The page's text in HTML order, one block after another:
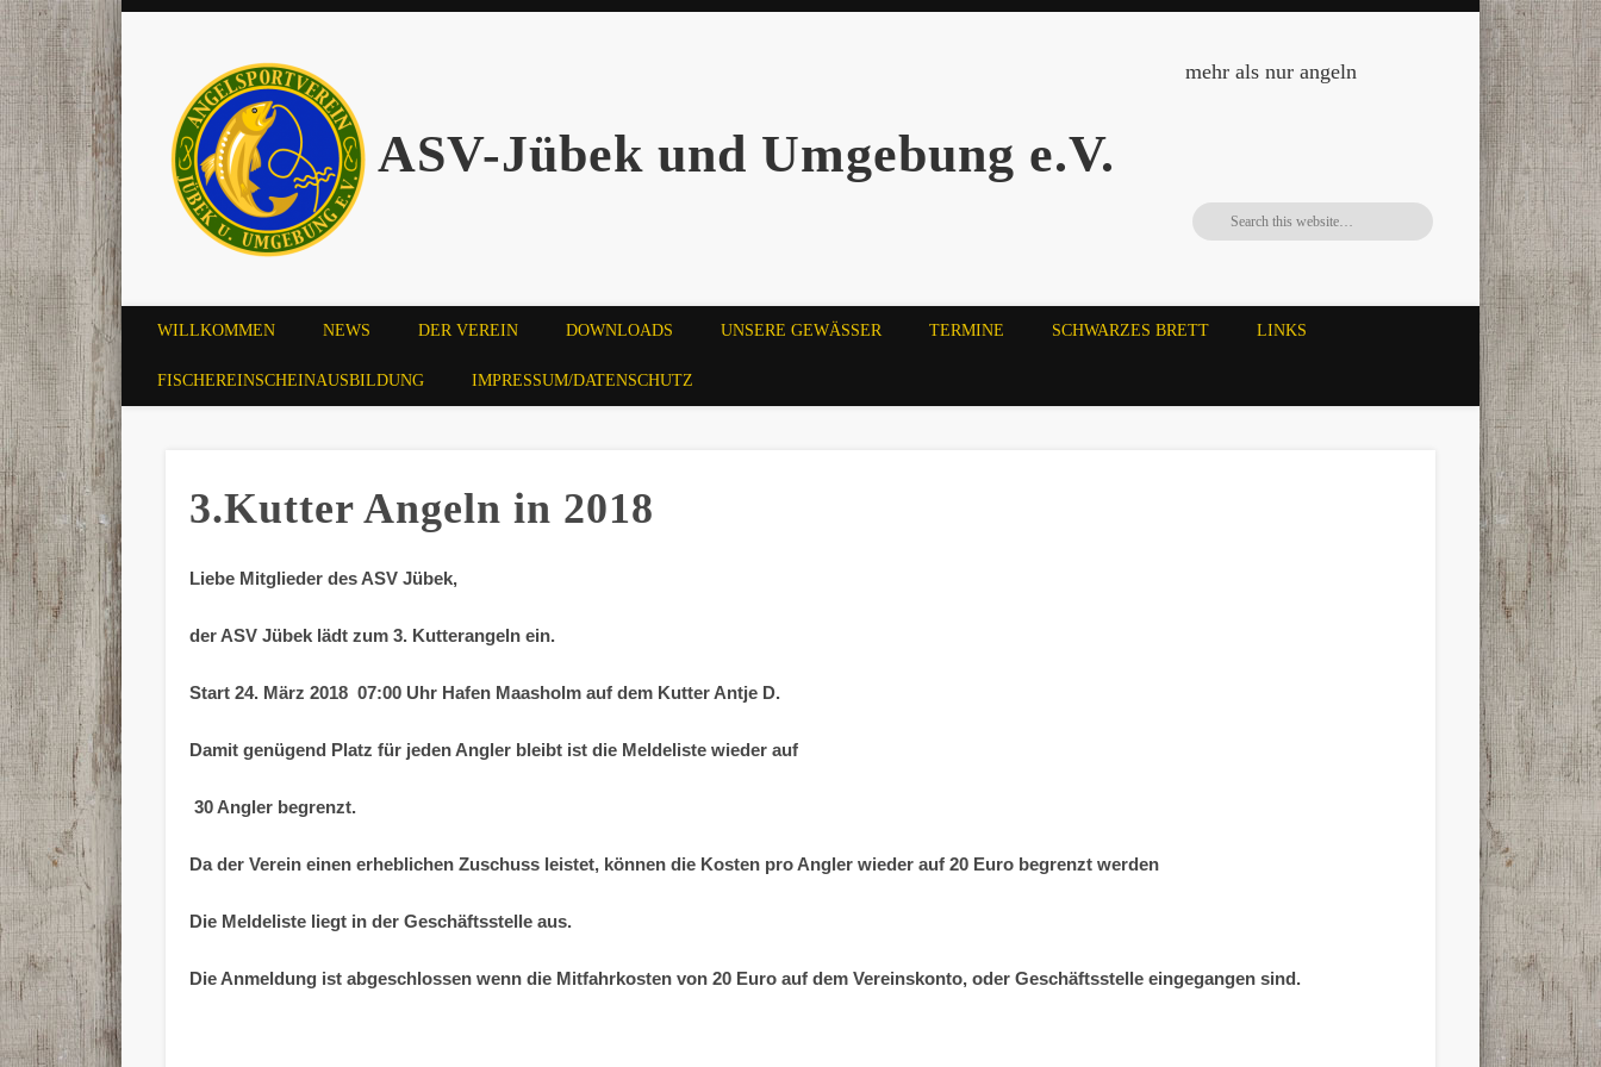
ASV-Jübek und Umgebung e.V.
mehr als nur angeln
WILLKOMMEN NEWS DER VEREIN DOWNLOADS UNSERE GEWÄSSER TERMINE SCHWARZES BRETT LINKS
FISCHEREINSCHEINAUSBILDUNG IMPRESSUM/DATENSCHUTZ
3.Kutter Angeln in 2018
Liebe Mitglieder des ASV Jübek,
der ASV Jübek lädt zum 3. Kutterangeln ein.
Start 24. März 2018 07:00 Uhr Hafen Maasholm auf dem Kutter Antje D.
Damit genügend Platz für jeden Angler bleibt ist die Meldeliste wieder auf
30 Angler begrenzt.
Da der Verein einen erheblichen Zuschuss leistet, können die Kosten pro Angler wieder auf 20 Euro begrenzt werden
Die Meldeliste liegt in der Geschäftsstelle aus.
Die Anmeldung ist abgeschlossen wenn die Mitfahrkosten von 20 Euro auf dem Vereinskonto, oder Geschäftsstelle eingegangen sind.